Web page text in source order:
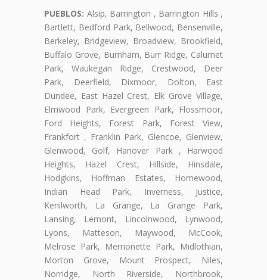
PUEBLOS: Alsip, Barrington , Barrington Hills ,
Bartlett, Bedford Park, Bellwood, Bensenville,
Berkeley, Bridgeview, Broadview, Brookfield,
Buffalo Grove, Burnham, Burr Ridge, Calumet
Park, Waukegan Ridge, Crestwood, Deer
Park, Deerfield, Dixmoor, Dolton, East
Dundee, East Hazel Crest, Elk Grove Village,
Elmwood Park, Evergreen Park, Flossmoor,
Ford Heights, Forest Park, Forest View,
Frankfort , Franklin Park, Glencoe, Glenview,
Glenwood, Golf, Hanover Park , Harwood
Heights, Hazel Crest, Hillside, Hinsdale,
Hodgkins, Hoffman Estates, Homewood,
Indian Head Park, Inverness, Justice,
Kenilworth, La Grange, La Grange Park,
Lansing, Lemont, Lincolnwood, Lynwood,
Lyons, Matteson, Maywood, McCook,
Melrose Park, Merrionette Park, Midlothian,
Morton Grove, Mount Prospect, Niles,
Norridge, North Riverside, Northbrook,